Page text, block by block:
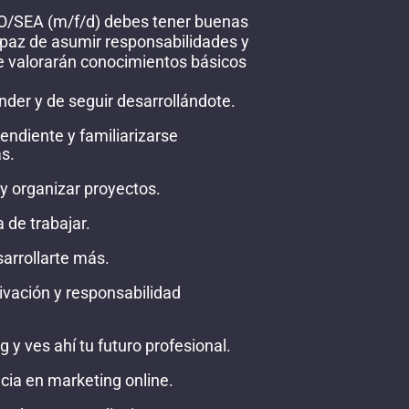
SEA (m/f/d) debes tener buenas
de asumir responsabilidades y
valorarán conocimientos básicos
y de seguir desarrollándote.
y familiarizarse
organizar proyectos.
de trabajar.
más.
y responsabilidad
y ves ahí tu futuro profesional.
en marketing online.